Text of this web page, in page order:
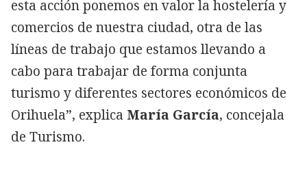
esta acción ponemos en valor la hostelería y
comercios de nuestra ciudad, otra de las
líneas de trabajo que estamos llevando a
cabo para trabajar de forma conjunta
turismo y diferentes sectores económicos de
Orihuela”, explica María García, concejala
de Turismo.